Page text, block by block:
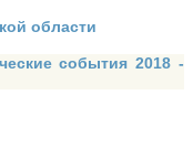
области
события 2018 -